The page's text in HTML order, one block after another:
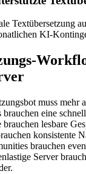
Textübersetzung
KI-
muss mehr
eine
lesbare
konsistente
brauchen
Server